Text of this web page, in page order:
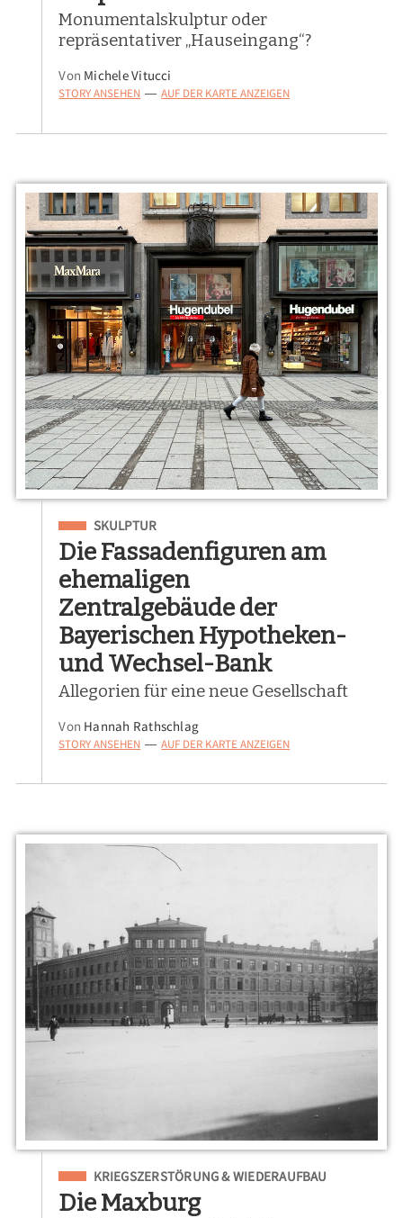
Monumentalskulptur oder
repräsentativer „Hauseingang“?
Von Michele Vitucci
STORY ANSEHEN — AUF DER KARTE ANZEIGEN
Eingeordnet unter
SKULPTUR
Die Fassadenfiguren am
ehemaligen
Zentralgebäude der
Bayerischen Hypotheken-
und Wechsel-Bank
Allegorien für eine neue Gesellschaft
Von Hannah Rathschlag
STORY ANSEHEN — AUF DER KARTE ANZEIGEN
Eingeordnet unter
KRIEGSZERSTÖRUNG & WIEDERAUFBAU
Die Maxburg